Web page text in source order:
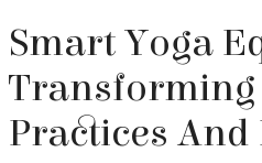
Smart Yoga
Practices